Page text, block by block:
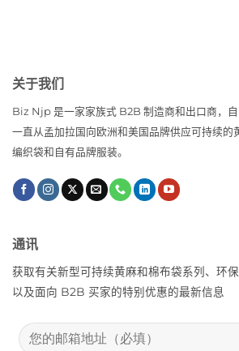
关于我们
Biz Njp 是一家家族式 B2B 制造商和出口商，自
一直从孟加拉国向欧洲和美国品牌供应可持续的
编织袋和自有品牌服装。
通讯
获取有关新型可持续黄麻和棉布袋系列、环
以及面向 B2B 买家的特别优惠的最新信息